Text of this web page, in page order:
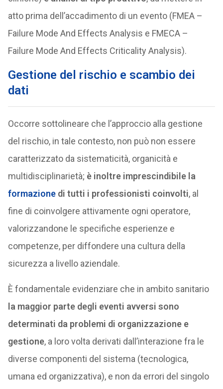
atto prima dell’accadimento di un evento (FMEA –
Failure Mode And Effects Analysis e FMECA –
Failure Mode And Effects Criticality Analysis).
Gestione del rischio e scambio dei
dati
Occorre sottolineare che l’approccio alla gestione
del rischio, in tale contesto, non può non essere
caratterizzato da sistematicità, organicità e
multidisciplinarietà; è inoltre imprescindibile la
formazionedi tutti i professionisti coinvolti, al
fine di coinvolgere attivamente ogni operatore,
valorizzandone le specifiche esperienze e
competenze, per diffondere una cultura della
sicurezza a livello aziendale.
È fondamentale evidenziare che in ambito sanitario
la maggior parte degli eventi avversi sono
determinati da problemi di organizzazione e
gestione, a loro volta derivati dall’interazione fra le
diverse componenti del sistema (tecnologica,
umana ed organizzativa), e non da errori del singolo